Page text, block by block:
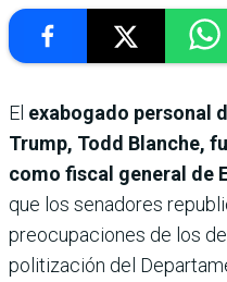
El exabogado personal
Trump, Todd Blanche,
como fiscal general de
que los senadores
preocupaciones de los
politización del